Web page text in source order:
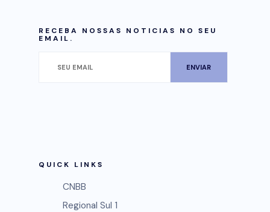
RECEBA NOSSAS NOTICIAS NO SEU
EMAIL.
QUICK LINKS
CNBB
Regional Sul 1